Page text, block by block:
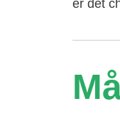
er det